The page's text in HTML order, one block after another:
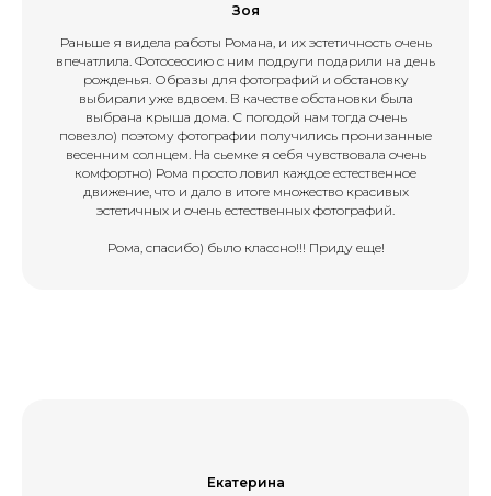
Зоя
Раньше я видела работы Романа, и их эстетичность очень
впечатлила. Фотосессию с ним подруги подарили на день
рожденья. Образы для фотографий и обстановку
выбирали уже вдвоем. В качестве обстановки была
выбрана крыша дома. С погодой нам тогда очень
повезло) поэтому фотографии получились пронизанные
весенним солнцем. На сьемке я себя чувствовала очень
комфортно) Рома просто ловил каждое естественное
движение, что и дало в итоге множество красивых
эстетичных и очень естественных фотографий.
Рома, спасибо) было классно!!! Приду еще!
Екатерина